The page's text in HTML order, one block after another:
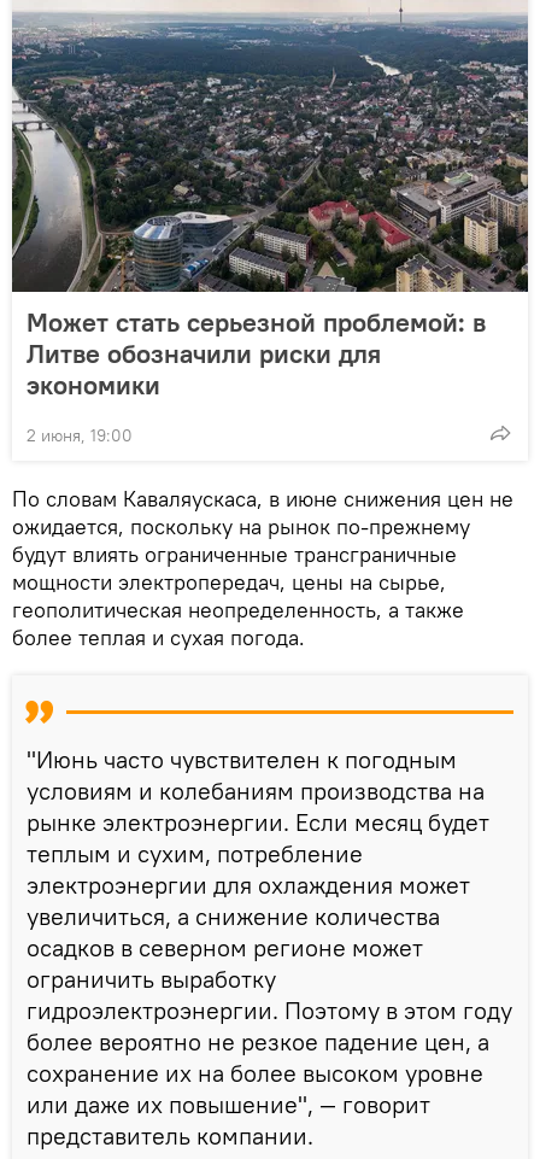
Может стать серьезной проблемой: в
Литве обозначили риски для
экономики
2 июня, 19:00
По словам Каваляускаса, в июне снижения цен не
ожидается, поскольку на рынок по-прежнему
будут влиять ограниченные трансграничные
мощности электропередач, цены на сырье,
геополитическая неопределенность, а также
более теплая и сухая погода.
"Июнь часто чувствителен к погодным
условиям и колебаниям производства на
рынке электроэнергии. Если месяц будет
теплым и сухим, потребление
электроэнергии для охлаждения может
увеличиться, а снижение количества
осадков в северном регионе может
ограничить выработку
гидроэлектроэнергии. Поэтому в этом году
более вероятно не резкое падение цен, а
сохранение их на более высоком уровне
или даже их повышение", — говорит
представитель компании.